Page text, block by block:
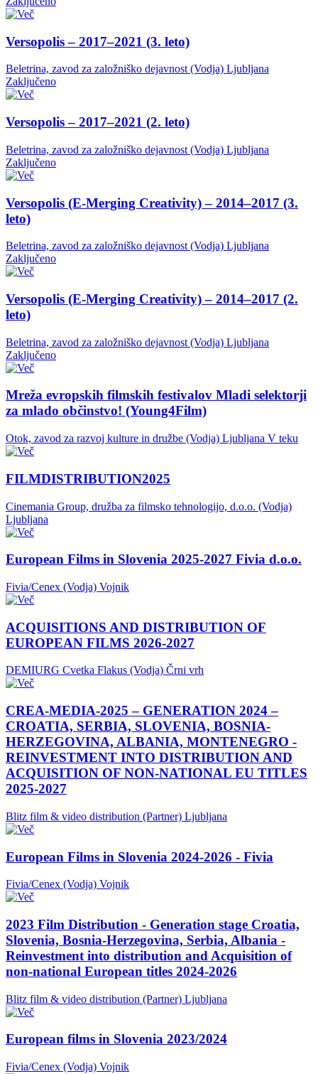
Versopolis – 2017–2021 (3. leto)
Beletrina, zavod za založniško dejavnost (Vodja) Ljubljana
Zaključeno
Versopolis – 2017–2021 (2. leto)
Beletrina, zavod za založniško dejavnost (Vodja) Ljubljana
Zaključeno
Versopolis (E-Merging Creativity) – 2014–2017 (3.
leto)
Beletrina, zavod za založniško dejavnost (Vodja) Ljubljana
Zaključeno
Versopolis (E-Merging Creativity) – 2014–2017 (2.
leto)
Beletrina, zavod za založniško dejavnost (Vodja) Ljubljana
Zaključeno
Mreža evropskih filmskih festivalov Mladi selektorji
za mlado občinstvo! (Young4Film)
Otok, zavod za razvoj kulture in družbe (Vodja) Ljubljana V teku
FILMDISTRIBUTION2025
Cinemania Group, družba za filmsko tehnologijo, d.o.o. (Vodja)
Ljubljana
European Films in Slovenia 2025-2027 Fivia d.o.o.
Fivia/Cenex (Vodja) Vojnik
ACQUISITIONS AND DISTRIBUTION OF
EUROPEAN FILMS 2026-2027
DEMIURG Cvetka Flakus (Vodja) Črni vrh
CREA-MEDIA-2025 – GENERATION 2024 –
CROATIA, SERBIA, SLOVENIA, BOSNIA-
HERZEGOVINA, ALBANIA, MONTENEGRO -
REINVESTMENT INTO DISTRIBUTION AND
ACQUISITION OF NON-NATIONAL EU TITLES
2025-2027
Blitz film & video distribution (Partner) Ljubljana
European Films in Slovenia 2024-2026 - Fivia
Fivia/Cenex (Vodja) Vojnik
2023 Film Distribution - Generation stage Croatia,
Slovenia, Bosnia-Herzegovina, Serbia, Albania -
Reinvestment into distribution and Acquisition of
non-national European titles 2024-2026
Blitz film & video distribution (Partner) Ljubljana
European films in Slovenia 2023/2024
Fivia/Cenex (Vodja) Vojnik